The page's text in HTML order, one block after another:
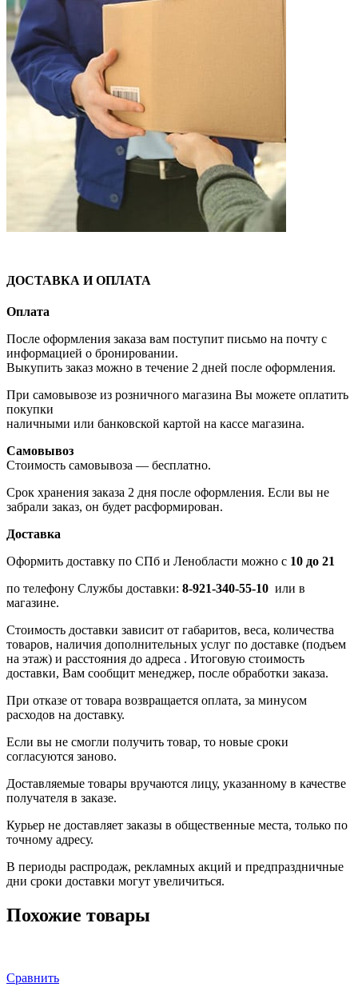
ДОСТАВКА И ОПЛАТА
Оплата
После оформления заказа вам поступит письмо на почту с
информацией о бронировании.
Выкупить заказ можно в течение 2 дней после оформления.
При самовывозе из розничного магазина Вы можете оплатить
покупки
наличными или банковской картой на кассе магазина.
Самовывоз
Стоимость самовывоза — бесплатно.
Срок хранения заказа 2 дня после оформления. Если вы не
забрали заказ, он будет расформирован.
Доставка
Оформить доставку по СПб и Ленобласти можно с 10 до 21
по телефону Службы доставки: 8-921-340-55-10 или в
магазине.
Стоимость доставки зависит от габаритов, веса, количества
товаров, наличия дополнительных услуг по доставке (подъем
на этаж) и расстояния до адреса . Итоговую стоимость
доставки, Вам сообщит менеджер, после обработки заказа.
При отказе от товара возвращается оплата, за минусом
расходов на доставку.
Если вы не смогли получить товар, то новые сроки
согласуются заново.
Доставляемые товары вручаются лицу, указанному в качестве
получателя в заказе.
Курьер не доставляет заказы в общественные места, только по
точному адресу.
В периоды распродаж, рекламных акций и предпраздничные
дни сроки доставки могут увеличиться.
Похожие товары
Сравнить